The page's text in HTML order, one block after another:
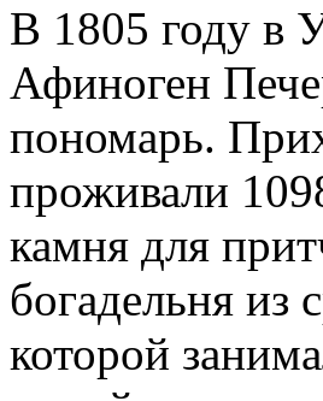
В 1805 году в
Афиноген
пономарь.
проживали
камня для
богадельня из
которой